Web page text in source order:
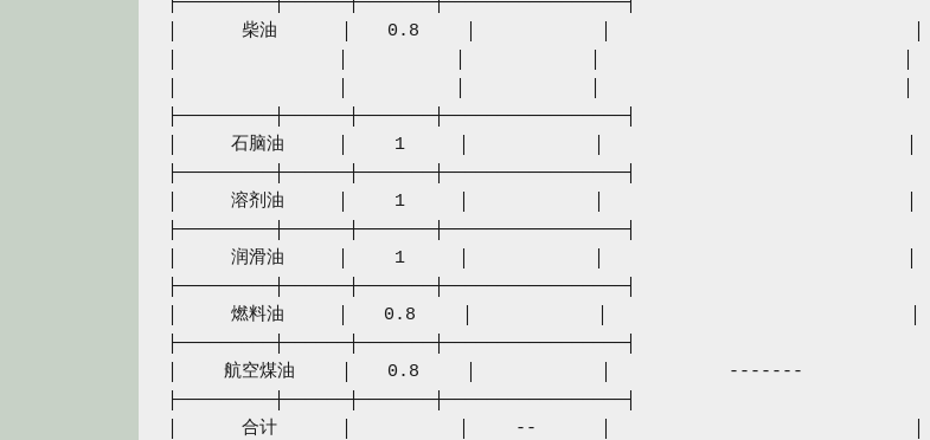
│　　　 柴油　　　 │　　0.8　　 │　　　　　　　│　　　　　　　　　　　　　　　　　│
├─────────┼──────┼───────┼─────────────────┤
│　　　石脑油　　　│　　 1　　　│　　　　　　　│　　　　　　　　　　　　　　　　　│
├─────────┼──────┼───────┼─────────────────┤
│　　　溶剂油　　　│　　 1　　　│　　　　　　　│　　　　　　　　　　　　　　　　　│
├─────────┼──────┼───────┼─────────────────┤
│　　　润滑油　　　│　　 1　　　│　　　　　　　│　　　　　　　　　　　　　　　　　│
├─────────┼──────┼───────┼─────────────────┤
│　　　燃料油　　　│　　0.8　　 │　　　　　　　│　　　　　　　　　　　　　　　　　│
├─────────┼──────┼───────┼─────────────────┤
│　　 航空煤油　　 │　　0.8　　 │　　　　　　　│　　　　　　 -------　　　　　　　│
├─────────┼──────┼───────┼─────────────────┤
│　　　 合计　　　 │　　　　　　│　　 --　　 　│　　　　　　　　　　　　　　　　　│